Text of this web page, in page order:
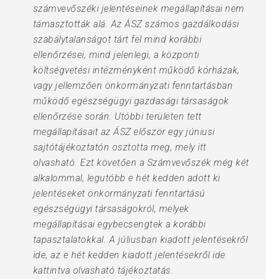
számvevőszéki jelentéseinek megállapításai nem
támasztották alá. Az ÁSZ számos gazdálkodási
szabálytalanságot tárt fel mind korábbi
ellenőrzései, mind jelenlegi, a központi
költségvetési intézményként működő kórházak,
vagy jellemzően önkormányzati fenntartásban
működő egészségügyi gazdasági társaságok
ellenőrzése során. Utóbbi területen tett
megállapításait az ÁSZ először egy júniusi
sajtótájékoztatón osztotta meg, mely itt
olvasható. Ezt követően a Számvevőszék még két
alkalommal, legutóbb e hét kedden adott ki
jelentéseket önkormányzati fenntartású
egészségügyi társaságokról, melyek
megállapításai egybecsengtek a korábbi
tapasztalatokkal. A júliusban kiadott jelentésekről
ide, az e hét kedden kiadott jelentésekről ide
kattintva olvasható tájékoztatás.